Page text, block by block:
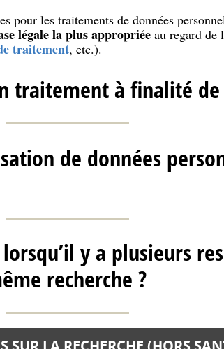
pour les traitements de données
légale la plus appropriéeau regard de
traitement, etc.).
traitement à finalité de
de données
y a plusieurs
recherche ?